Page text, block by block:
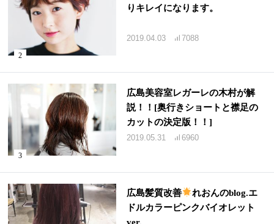
りキレイになります。
2019.04.03 7088
広島美容室レガーレの木村が解
説！！[奥行きショートと襟足の
カットの決定版！！]
2019.05.31 6960
広島髪質改善
れおんのblog.エ
ドルカラーピンクバイオレット